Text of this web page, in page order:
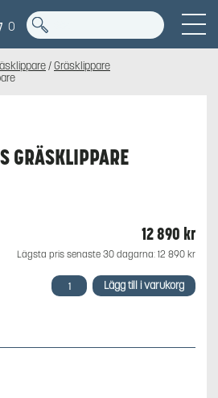
0
/Gräsklippare
GRÄSKLIPPARE
12 890 kr
Lägsta pris senaste 30 dagarna: 12 890 kr
STIHL
RM
Gräsklippare
Lägg till i varukorg